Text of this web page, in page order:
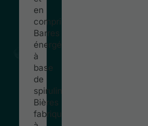
en
comprimés
Barres
énergétiques
à
base
de
spiruline
Bières
fabriquées